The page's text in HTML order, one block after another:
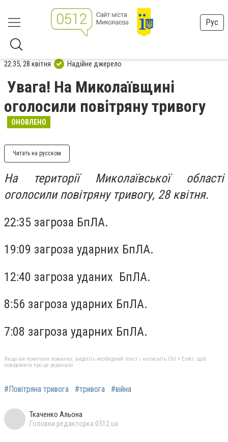
Рус
22:35, 28 квітня Надійне джерело
Увага! На Миколаївщині
оголосили повітряну тривогу
ОНОВЛЕНО
Читать на русском
На території Миколаївської області
оголосили повітряну тривогу, 28 квітня.
22:35 загроза БпЛА.
19:09 загроза ударних БпЛА.
12:40 загроза уданих БпЛА.
8:56 загроза ударних БпЛА.
7:08 загроза ударних БпЛА.
Якщо ви помітили помилку, виділіть необхідний текст і натисніть Ctrl + Enter, щоб
повідомити про це редакцію
#Повітряна тривога #тривога #війна
Ткаченко Альона
Головна редакторка 0512.ua